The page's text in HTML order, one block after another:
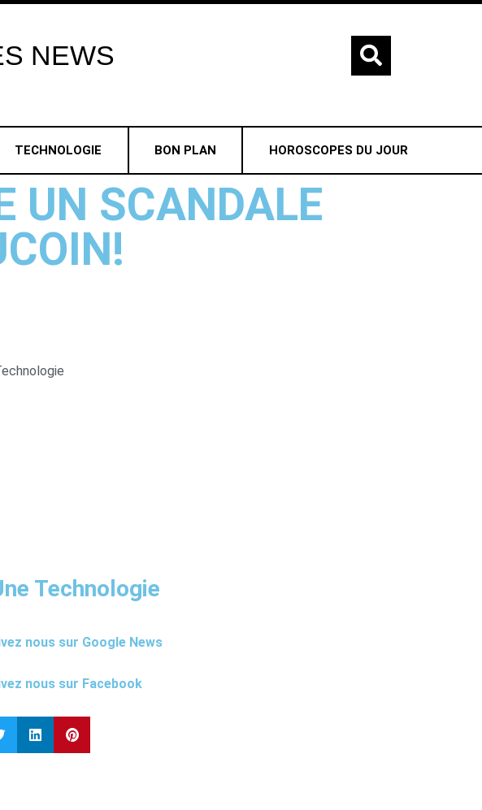
NEWS
TECHNOLOGIE BON PLAN HOROSCOPES DU JOUR
UN SCANDALE
Technologie
nous sur Google News
nous sur Facebook